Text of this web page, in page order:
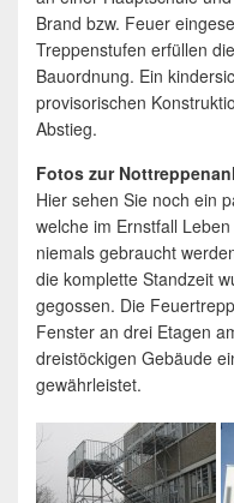
Brand bzw. Feuer
Treppenstufen erfüllen
Bauordnung. Ein
provisorischen
Abstieg.
Fotos zur
Hier sehen Sie noch ein
welche im Ernstfall
niemals gebraucht
die komplette Standzeit
gegossen. Die
Fenster an drei Etagen
dreistöckigen Gebäude
gewährleistet.